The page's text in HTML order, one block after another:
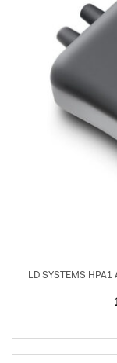
LD SYSTEMS HPA1